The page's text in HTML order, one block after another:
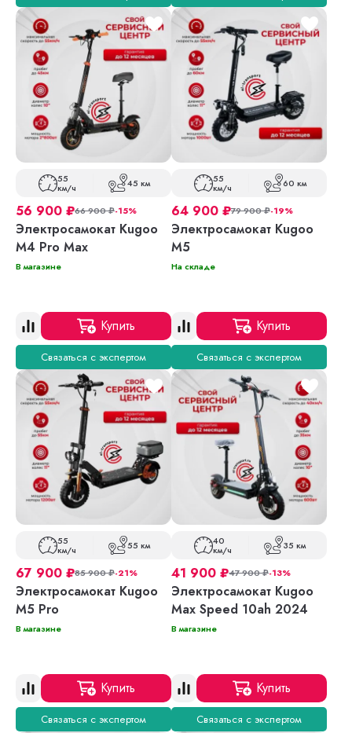
55
км/ч 45 км
56 900 ₽66 900₽-15%
Электросамокат Kugoo
M4 Pro Max
В магазине
Купить
Связаться с экспертом
55
км/ч 60 км
64 900 ₽79 900₽-19%
Электросамокат Kugoo
M5
На складе
Купить
Связаться с экспертом
55
км/ч 55 км
67 900 ₽85 900₽-21%
Электросамокат Kugoo
M5 Pro
В магазине
Купить
Связаться с экспертом
40
км/ч 35 км
41 900 ₽47 900₽-13%
Электросамокат Kugoo
Max Speed 10ah 2024
В магазине
Купить
Связаться с экспертом